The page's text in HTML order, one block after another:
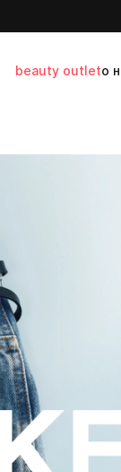
beauty outletо